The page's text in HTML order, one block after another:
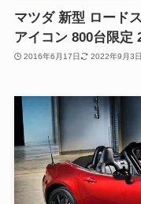
マツダ 新型 ロード
アイコン 800台限定
2016年6月17日 2022年9月3日